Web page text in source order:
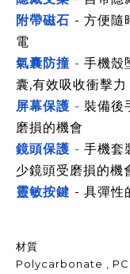
附帶磁石 - 方便隨
電
氣囊防撞 - 手機殼
囊,有效吸收衝擊力
屏幕保護 - 裝備後
磨損的機會
鏡頭保護 - 手機套
少鏡頭受磨損的機
靈敏按鍵 - 具彈性
材質
Polycarbonate , PC